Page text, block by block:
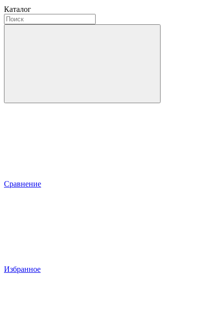
Каталог
Сравнение
Избранное